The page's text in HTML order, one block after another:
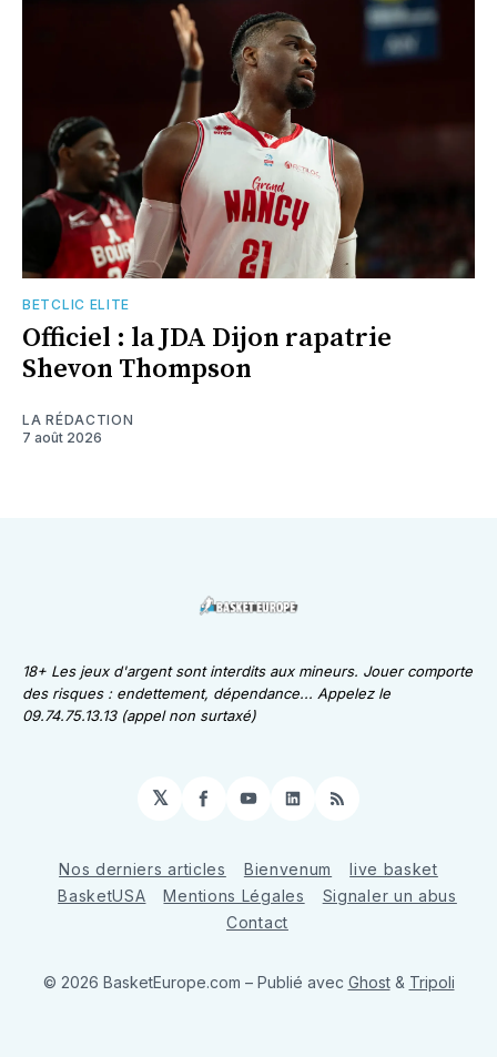
BETCLIC ELITE
Officiel : la JDA Dijon rapatrie
Shevon Thompson
LA RÉDACTION
7 août 2026
18+ Les jeux d'argent sont interdits aux mineurs. Jouer comporte
des risques : endettement, dépendance... Appelez le
09.74.75.13.13 (appel non surtaxé)
𝕏 Facebook
YouTube
LinkedIn
RSS
Nos derniers articles Bienvenum
live basket
BasketUSA
Mentions Légales
Signaler un abus
Contact
© 2026 BasketEurope.com – Publié avec Ghost& Tripoli